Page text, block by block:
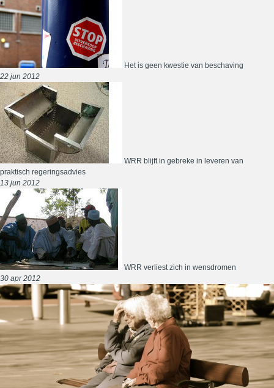
Het is geen kwestie van beschaving
22 jun 2012
WRR blijft in gebreke in leveren van
praktisch regeringsadvies
13 jun 2012
WRR verliest zich in wensdromen
30 apr 2012